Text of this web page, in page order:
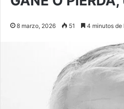
8 marzo, 2026 51 4 minutos de